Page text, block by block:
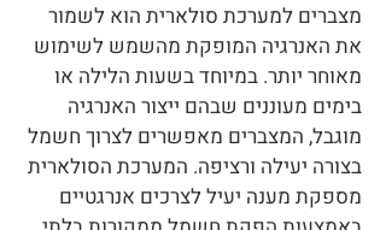
מצברים למערכת סולארית הוא לשמור
את האנרגיה המופקת מהשמש לשימוש
מאוחר יותר. במיוחד בשעות הלילה או
בימים מעוננים שבהם ייצור האנרגיה
מוגבל, המצברים מאפשרים לצרוך חשמל
בצורה יעילה ורציפה. המערכת הסולארית
מספקת מענה יעיל לצרכים אנרגטיים